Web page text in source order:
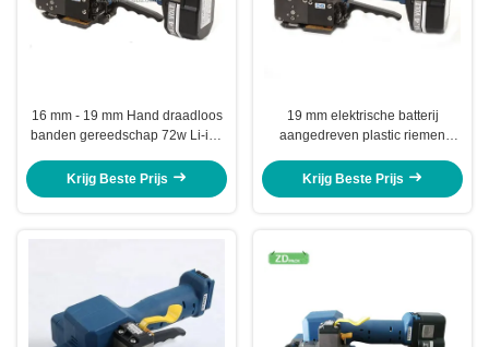
16 mm - 19 mm Hand draadloos
banden gereedschap 72w Li-ion
Krijg Beste Prijs
19 mm elektrische batterij
aangedreven plastic riemen
machine voor het vervoer
Krijg Beste Prijs